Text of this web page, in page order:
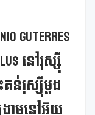
Guterres
នៅរុស្ស៊ី
ន់រុស្ស៊ីម្តង
គាមនៅអ៊ុយ